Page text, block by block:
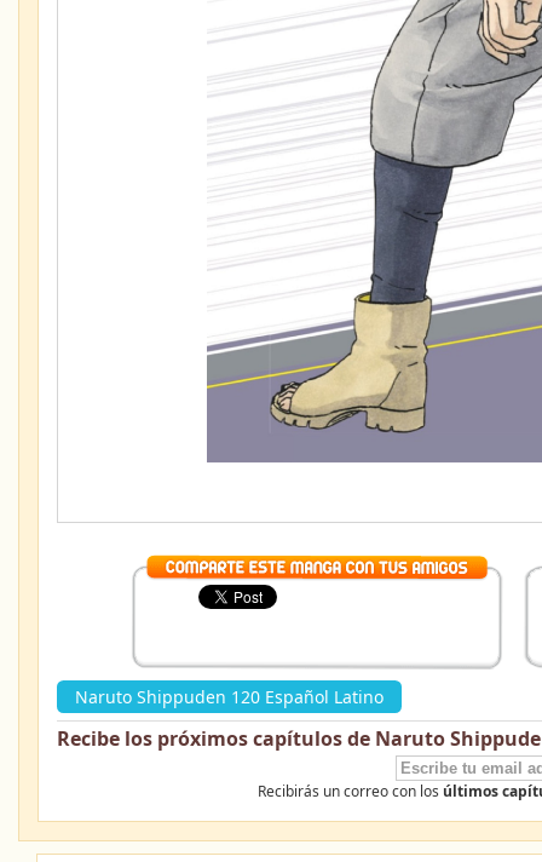
Naruto Shippuden 120 Español Latino
Recibe los próximos capítulos de Naruto
Recibirás un correo con los últimos